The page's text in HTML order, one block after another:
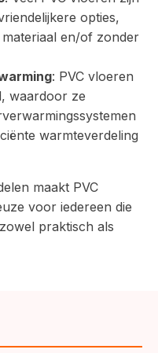
opties,
en/of zonder
: PVC vloeren
waardoor ze
warmteverdeling
maakt PVC
voor iedereen die
praktisch als